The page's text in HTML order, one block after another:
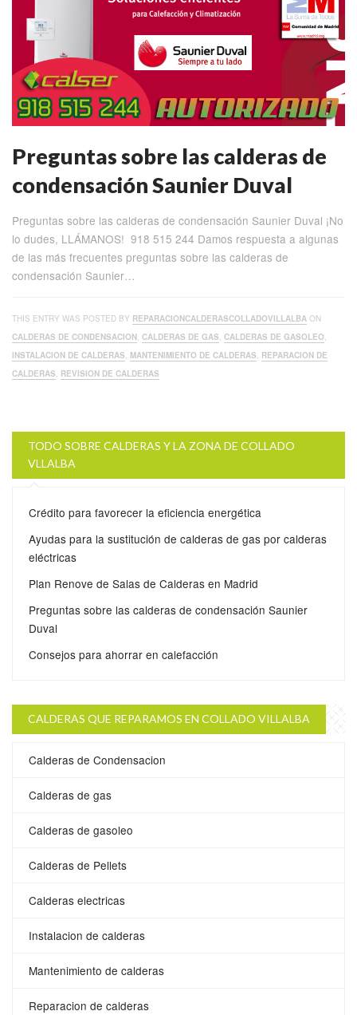
Preguntas sobre las calderas de
condensación Saunier Duval
Preguntas sobre las calderas de condensación Saunier Duval ¡No
lo dudes, LLÁMANOS! 918 515 244 Damos respuesta a algunas
de las más frecuentes preguntas sobre las calderas de
condensación Saunier…
THIS ENTRY WAS POSTED BY REPARACIONCALDERASCOLLADOVILLALBA ON
CALDERAS DE CONDENSACION, CALDERAS DE GAS, CALDERAS DE GASOLEO,
INSTALACION DE CALDERAS, MANTENIMIENTO DE CALDERAS, REPARACION DE
CALDERAS, REVISION DE CALDERAS
TODO SOBRE CALDERAS Y LA ZONA DE COLLADO
VLLALBA
Crédito para favorecer la eficiencia energética
Ayudas para la sustitución de calderas de gas por calderas
eléctricas
Plan Renove de Salas de Calderas en Madrid
Preguntas sobre las calderas de condensación Saunier
Duval
Consejos para ahorrar en calefacción
CALDERAS QUE REPARAMOS EN COLLADO VILLALBA
Calderas de Condensacion
Calderas de gas
Calderas de gasoleo
Calderas de Pellets
Calderas electricas
Instalacion de calderas
Mantenimiento de calderas
Reparacion de calderas